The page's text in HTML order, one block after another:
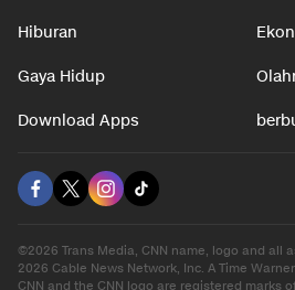
Hiburan
Gaya Hidup
Download Apps
©2026 Trans Media, CNN name, logo and all
2026 Cable News Network, Inc. A Time
CNN and the CNN logo are registered marks